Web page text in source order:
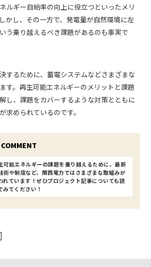
ルギー自給率の向上に役立つといったメリ
かし、その一方で、発電量が自然環境に左
う乗り越えるべき課題があるのも事実で
するために、蓄電システムなどさまざまな
す。再生可能エネルギーのメリットと課題
し、課題をカバーするような対策とともに
求められているのです。
可能エネルギーの課題を乗り越えるために、最新
術や制度など、関西電力ではさまざまな取組みが
れています！ぜひプロジェクト記事についても読
みてください！